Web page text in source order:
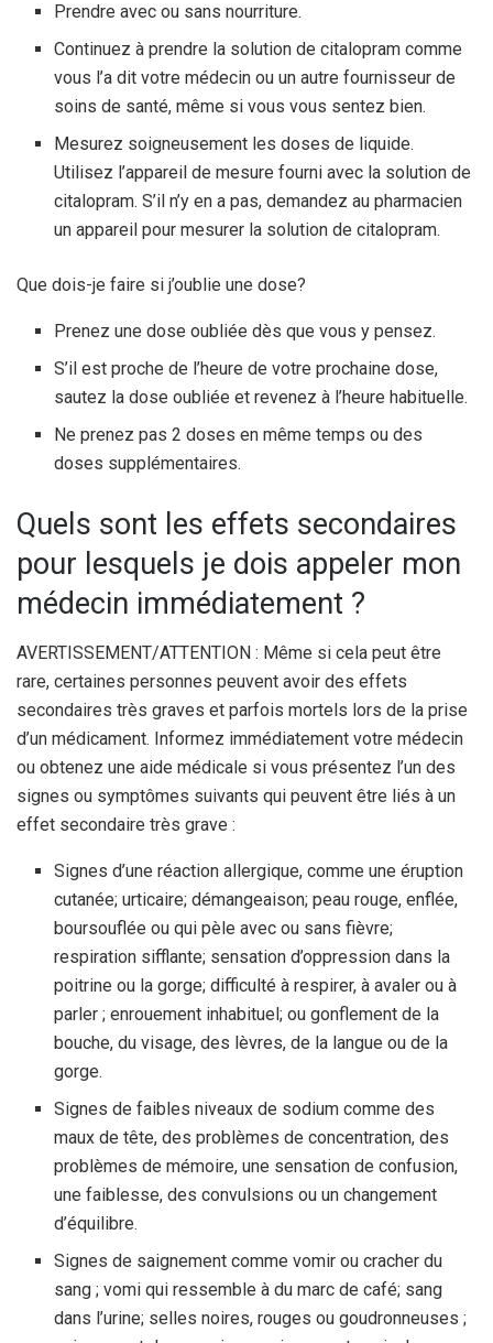
Prendre avec ou sans nourriture.
Continuez à prendre la solution de citalopram comme
vous l’a dit votre médecin ou un autre fournisseur de
soins de santé, même si vous vous sentez bien.
Mesurez soigneusement les doses de liquide.
Utilisez l’appareil de mesure fourni avec la solution de
citalopram. S’il n’y en a pas, demandez au pharmacien
un appareil pour mesurer la solution de citalopram.
Que dois-je faire si j’oublie une dose?
Prenez une dose oubliée dès que vous y pensez.
S’il est proche de l’heure de votre prochaine dose,
sautez la dose oubliée et revenez à l’heure habituelle.
Ne prenez pas 2 doses en même temps ou des
doses supplémentaires.
Quels sont les effets secondaires
pour lesquels je dois appeler mon
médecin immédiatement ?
AVERTISSEMENT/ATTENTION : Même si cela peut être
rare, certaines personnes peuvent avoir des effets
secondaires très graves et parfois mortels lors de la prise
d’un médicament. Informez immédiatement votre médecin
ou obtenez une aide médicale si vous présentez l’un des
signes ou symptômes suivants qui peuvent être liés à un
effet secondaire très grave :
Signes d’une réaction allergique, comme une éruption
cutanée; urticaire; démangeaison; peau rouge, enflée,
boursouflée ou qui pèle avec ou sans fièvre;
respiration sifflante; sensation d’oppression dans la
poitrine ou la gorge; difficulté à respirer, à avaler ou à
parler ; enrouement inhabituel; ou gonflement de la
bouche, du visage, des lèvres, de la langue ou de la
gorge.
Signes de faibles niveaux de sodium comme des
maux de tête, des problèmes de concentration, des
problèmes de mémoire, une sensation de confusion,
une faiblesse, des convulsions ou un changement
d’équilibre.
Signes de saignement comme vomir ou cracher du
sang ; vomi qui ressemble à du marc de café; sang
dans l’urine; selles noires, rouges ou goudronneuses ;